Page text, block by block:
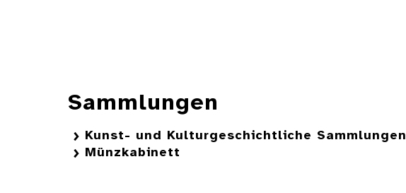
Sammlungen
Kunst- und Kulturgeschichtliche Sammlungen
Münzkabinett